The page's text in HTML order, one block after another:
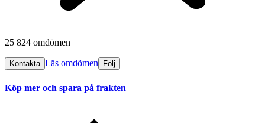
25 824 omdömen
Kontakta Läs omdömen Följ
Köp mer och spara på frakten